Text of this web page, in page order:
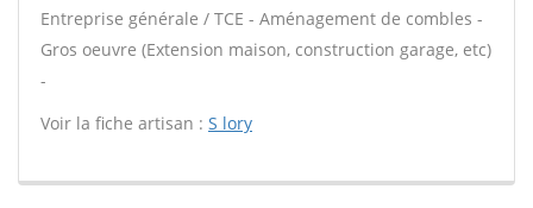
Entreprise générale / TCE - Aménagement de combles -
Gros oeuvre (Extension maison, construction garage, etc)
-
Voir la fiche artisan : S lory